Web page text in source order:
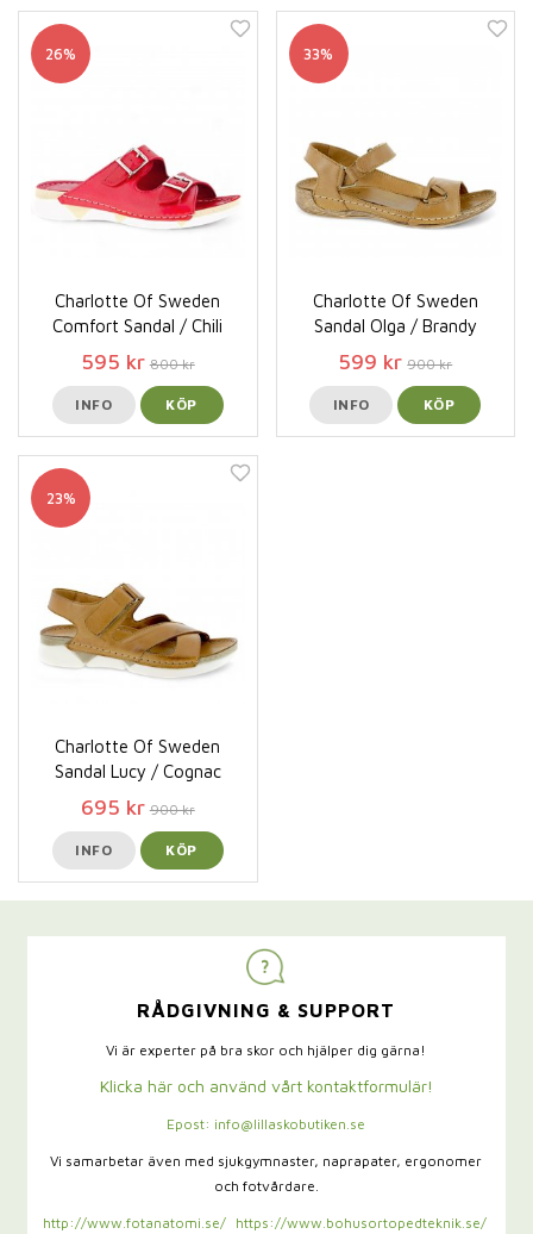
26%
Charlotte Of Sweden
Comfort Sandal / Chili
595 kr 800 kr
INFO KÖP
33%
Charlotte Of Sweden
Sandal Olga / Brandy
599 kr 900 kr
INFO KÖP
23%
Charlotte Of Sweden
Sandal Lucy / Cognac
695 kr 900 kr
INFO KÖP
RÅDGIVNING & SUPPORT
Vi är experter på bra skor och hjälper dig gärna!
Klicka här och använd vårt kontaktformulär!
Epost: info@lillaskobutiken.se
Vi samarbetar även med sjukgymnaster, naprapater, ergonomer
och fotvårdare.
http://www.fotanatomi.se/
https://www.bohusortopedteknik.se/